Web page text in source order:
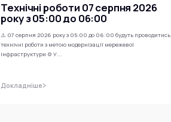
Технічні роботи 07 серпня 2026
року з 05:00 до 06:00
⚠️ 07 серпня 2026 року з 05:00 до 06:00 будуть проводитись
технічні роботи з метою модернізації мережевої
інфраструктури ⚙️ У...
Докладніше